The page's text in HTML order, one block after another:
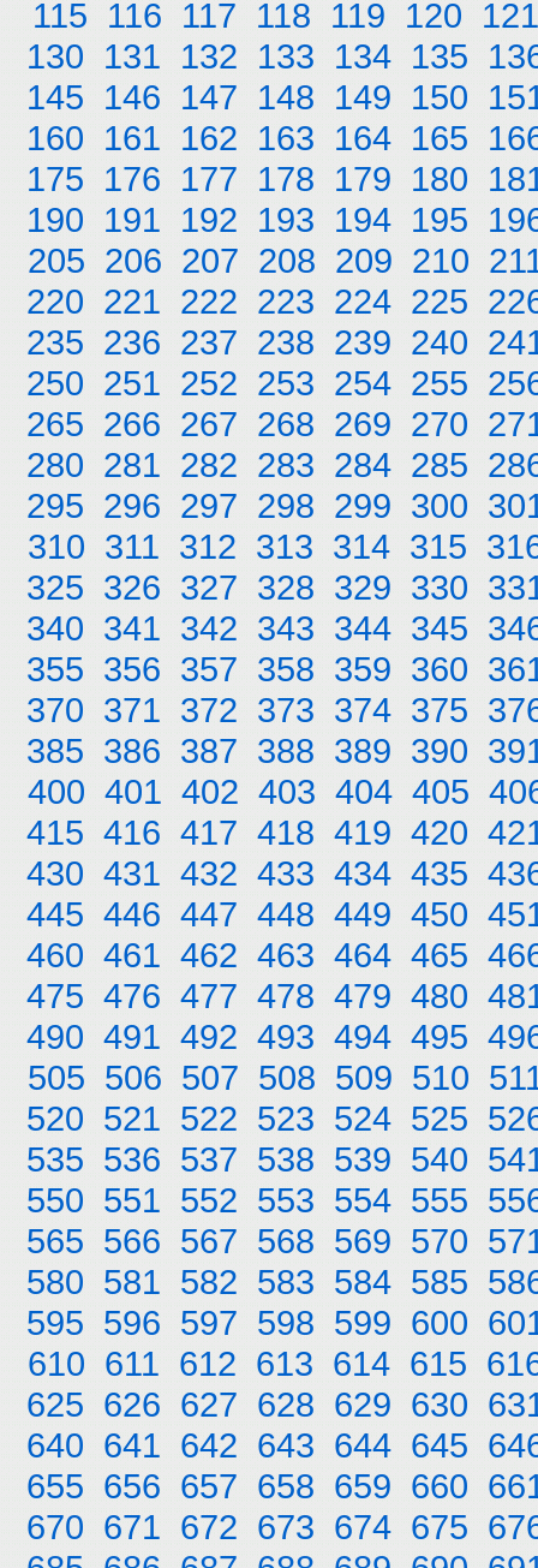
115 116 117 118 119 120 121
130 131 132 133 134 135
145 146 147 148 149 150
160 161 162 163 164 165
175 176 177 178 179 180
190 191 192 193 194 195
205 206 207 208 209 210
220 221 222 223 224 225
235 236 237 238 239 240
250 251 252 253 254 255
265 266 267 268 269 270
280 281 282 283 284 285
295 296 297 298 299 300
310 311 312 313 314 315
325 326 327 328 329 330
340 341 342 343 344 345
355 356 357 358 359 360
370 371 372 373 374 375
385 386 387 388 389 390
400 401 402 403 404 405
415 416 417 418 419 420
430 431 432 433 434 435
445 446 447 448 449 450
460 461 462 463 464 465
475 476 477 478 479 480
490 491 492 493 494 495
505 506 507 508 509 510
520 521 522 523 524 525
535 536 537 538 539 540
550 551 552 553 554 555
565 566 567 568 569 570
580 581 582 583 584 585
595 596 597 598 599 600
610 611 612 613 614 615
625 626 627 628 629 630
640 641 642 643 644 645
655 656 657 658 659 660
670 671 672 673 674 675